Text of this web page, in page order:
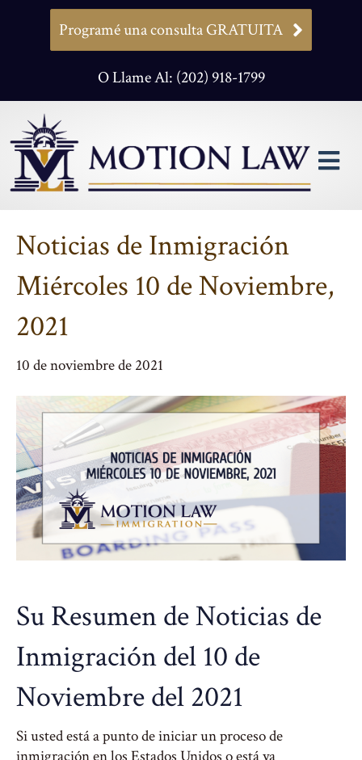
Programé una consulta GRATUITA
O Llame Al: (202) 918-1799
Noticias de Inmigración
Miércoles 10 de Noviembre,
2021
10 de noviembre de 2021
Su Resumen de Noticias de
Inmigración del 10 de
Noviembre del 2021
Si usted está a punto de iniciar un proceso de